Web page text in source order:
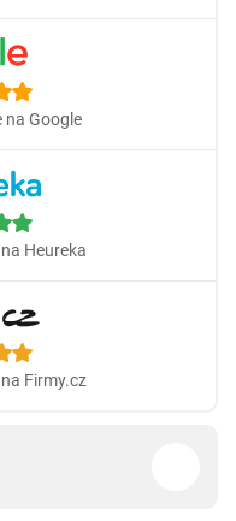
Google
Heureka
Firmy.cz